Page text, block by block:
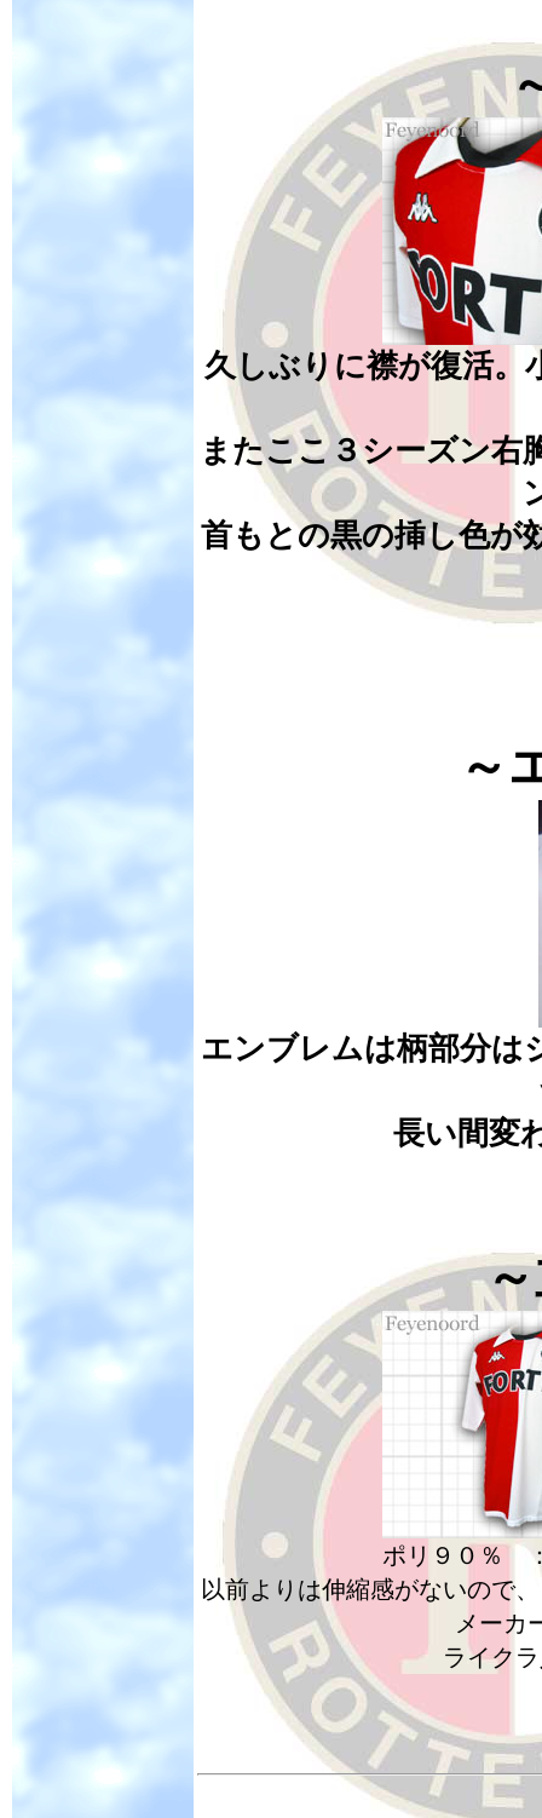
久しぶりに襟が復活。
またここ３シーズン右
首もとの黒の挿し色が
～
エンブレムは柄部分は
長い間変
ポリ９０％
以前よりは伸縮感がないので
メーカ
ライク